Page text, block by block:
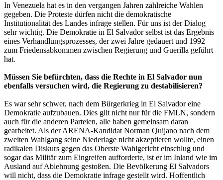
In Venezuela hat es in den vergangen Jahren zahlreiche Wahlen
gegeben. Die Proteste dürfen nicht die demokratische
Institutionalität des Landes infrage stellen. Für uns ist der Dialog
sehr wichtig. Die Demokratie in El Salvador selbst ist das Ergebnis
eines Verhandlungsprozesses, der zwei Jahre gedauert und 1992
zum Friedensabkommen zwischen Regierung und Guerilla geführt
hat.
Müssen Sie befürchten, dass die Rechte in El Salvador nun
ebenfalls versuchen wird, die Regierung zu destabilisieren?
Es war sehr schwer, nach dem Bürgerkrieg in El Salvador eine
Demokratie aufzubauen. Dies gilt nicht nur für die FMLN, sondern
auch für die anderen Parteien, alle haben gemeinsam daran
gearbeitet. Als der ARENA-Kandidat Norman Quijano nach dem
zweiten Wahlgang seine Niederlage nicht akzeptieren wollte, einen
radikalen Diskurs gegen das Oberste Wahlgericht einschlug und
sogar das Militär zum Eingreifen aufforderte, ist er im Inland wie im
Ausland auf Ablehnung gestoßen. Die Bevölkerung El Salvadors
will nicht, dass die Demokratie infrage gestellt wird. Hoffentlich